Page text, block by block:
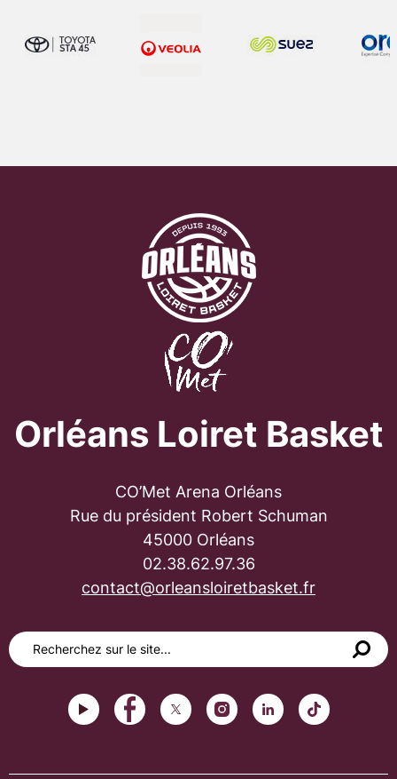
Orléans Loiret Basket
CO’Met Arena Orléans
Rue du président Robert Schuman
45000 Orléans
02.38.62.97.36
contact@orleansloiretbasket.fr